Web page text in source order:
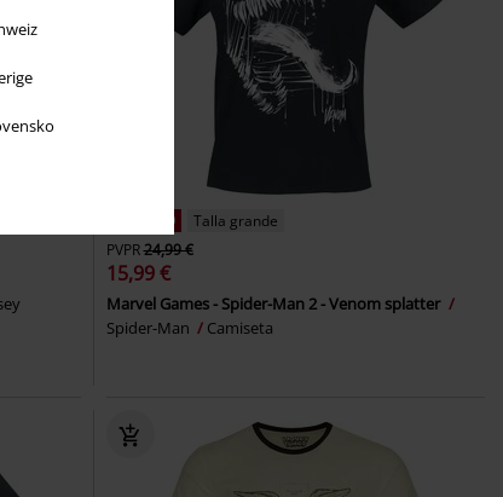
36% DTO
Talla grande
PVPR24,99 €
15,99 €
Marvel Games - Spider-Man 2 - Venom splatter
Spider-Man
Camiseta